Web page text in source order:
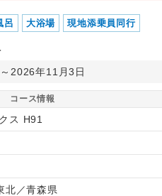
呂 大浴場 現地添乗員同行
2026年11月3日
コース情報
ス H91
北／青森県